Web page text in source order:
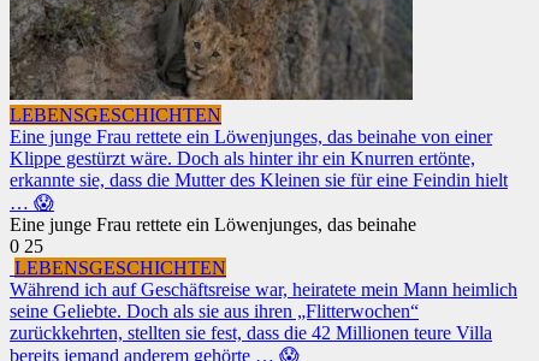
LEBENSGESCHICHTEN
Eine junge Frau rettete ein Löwenjunges, das beinahe von einer
Klippe gestürzt wäre. Doch als hinter ihr ein Knurren ertönte,
erkannte sie, dass die Mutter des Kleinen sie für eine Feindin hielt
… 😱
Eine junge Frau rettete ein Löwenjunges, das beinahe
0 25
LEBENSGESCHICHTEN
Während ich auf Geschäftsreise war, heiratete mein Mann heimlich
seine Geliebte. Doch als sie aus ihren „Flitterwochen“
zurückkehrten, stellten sie fest, dass die 42 Millionen teure Villa
bereits jemand anderem gehörte … 😱